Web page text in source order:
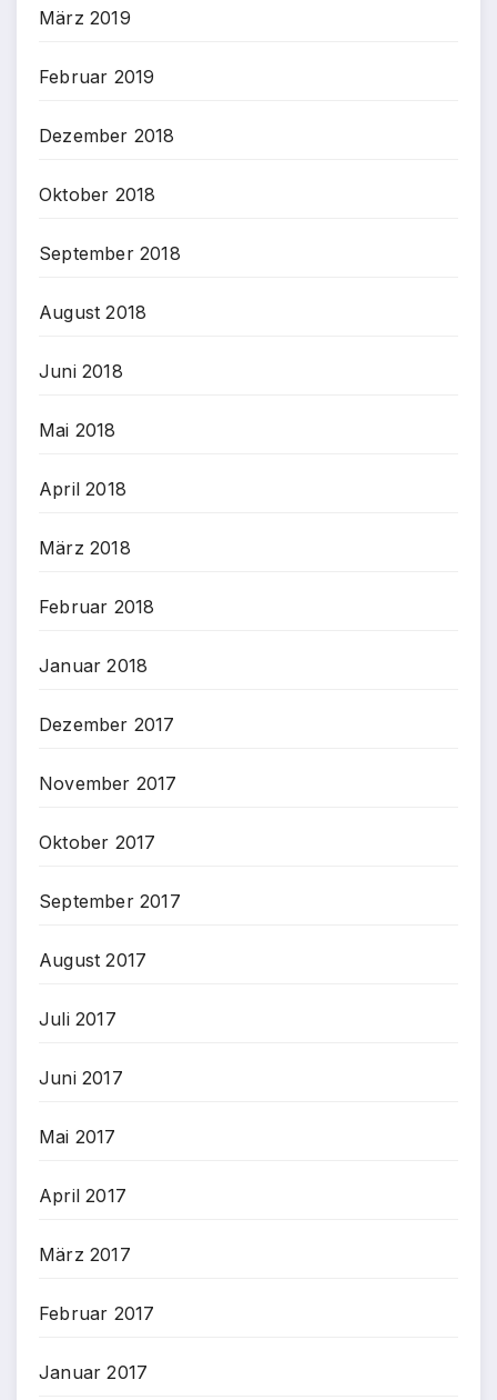
März 2019
Februar 2019
Dezember 2018
Oktober 2018
September 2018
August 2018
Juni 2018
Mai 2018
April 2018
März 2018
Februar 2018
Januar 2018
Dezember 2017
November 2017
Oktober 2017
September 2017
August 2017
Juli 2017
Juni 2017
Mai 2017
April 2017
März 2017
Februar 2017
Januar 2017